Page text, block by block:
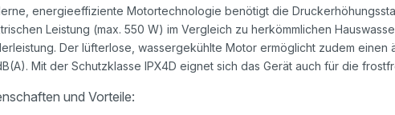
energieeffiziente Motortechnologie benötigt die
Leistung (max. 550 W) im Vergleich zu herkömmlichen
Der lüfterlose, wassergekühlte Motor ermöglicht zudem einen
Mit der Schutzklasse IPX4D eignet sich das Gerät auch für die
und Vorteile: